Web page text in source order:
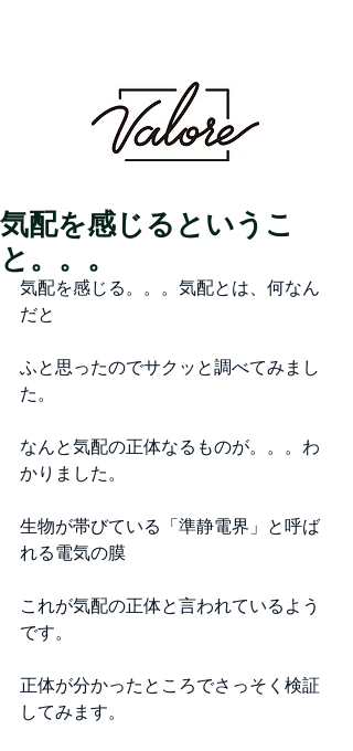
鹿児島美容室 デザイン 似合わせ パ
ーマ メンズパーマ 波巻き スパイラル ツイスト
ツイスパ ピンパーマ ダウンパーマ カラー ダブル
カラー ハイトーン ブリーチ １ブリーチ メッシュ
メッシュキャップ ホワイト シルバー ベージュ ミル
気配を感じるというこ
と。。。
気配を感じる。。。気配とは、何なん
だと
ふと思ったのでサクッと調べてみまし
た。
なんと気配の正体なるものが。。。わ
かりました。
生物が帯びている「準静電界」と呼ば
れる電気の膜
これが気配の正体と言われているよう
です。
正体が分かったところでさっそく検証
してみます。